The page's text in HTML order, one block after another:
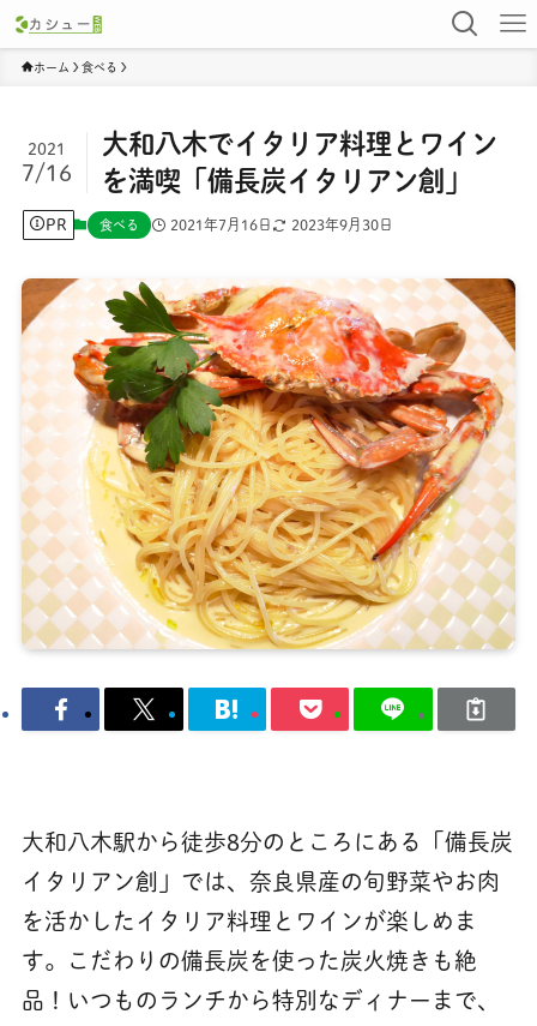
ホーム 食べる
大和八木でイタリア料理とワイン
を満喫「備長炭イタリアン創」
2021
7/16
PR 食べる 2021年7月16日 2023年9月30日
大和八木駅から徒歩8分のところにある「備長炭
イタリアン創」では、奈良県産の旬野菜やお肉
を活かしたイタリア料理とワインが楽しめま
す。こだわりの備長炭を使った炭火焼きも絶
品！いつものランチから特別なディナーまで、